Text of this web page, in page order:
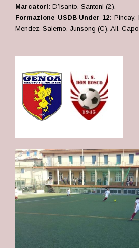
Marcatori: D’Isanto, Santoni (2).
Formazione USDB Under 12: Pincay,
Mendez, Salerno, Junsong (C). All.